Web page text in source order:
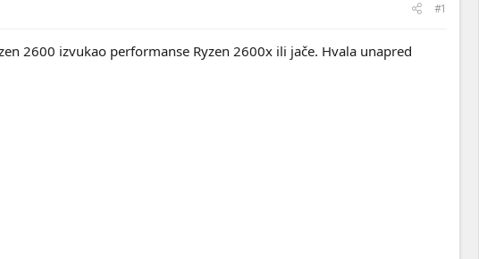
#1
2600 izvukao performanse Ryzen 2600x ili jače. Hvala unapred